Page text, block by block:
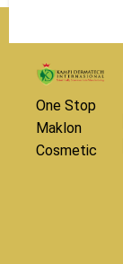
One Stop
Maklon
Cosmetic